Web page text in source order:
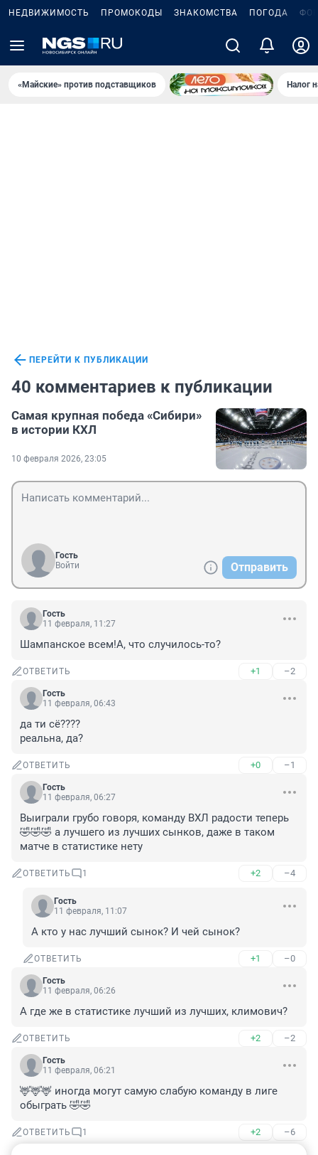
НЕДВИЖИМОСТЬ ПРОМОКОДЫ ЗНАКОМСТВА ПОГОДА
«Майские» против подставщиков Налог
ПЕРЕЙТИ К ПУБЛИКАЦИИ
40 комментариев к публикации
Самая крупная победа «Сибири»
в истории КХЛ
10 февраля 2026, 23:05
Гость
Войти
Отправить
Гость
11 февраля, 11:27
Шампанское всем!А, что случилось-то?
ОТВЕТИТЬ +1 –2
Гость
11 февраля, 06:43
да ти сё????
реальна, да?
ОТВЕТИТЬ +0 –1
Гость
11 февраля, 06:27
Выиграли грубо говоря, команду ВХЛ радости теперь
🤣🤣🤣 а лучшего из лучших сынков, даже в таком
матче в статистике нету
ОТВЕТИТЬ 1 +2 –4
Гость
11 февраля, 11:07
А кто у нас лучший сынок? И чей сынок?
ОТВЕТИТЬ +1 –0
Гость
11 февраля, 06:26
А где же в статистике лучший из лучших, климович?
ОТВЕТИТЬ +2 –2
Гость
11 февраля, 06:21
🦌🦌🦌 иногда могут самую слабую команду в лиге
обыграть 🤣🤣
ОТВЕТИТЬ 1 +2 –6